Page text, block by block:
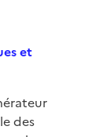
et
des